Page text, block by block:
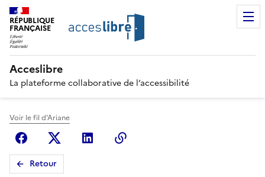
RÉPUBLIQUE
FRANÇAISE
Acceslibre
La plateforme collaborative de l’accessibilité
Voir le fil d'Ariane
FacebookX (anciennement Twitter)
Linkedin
Retour